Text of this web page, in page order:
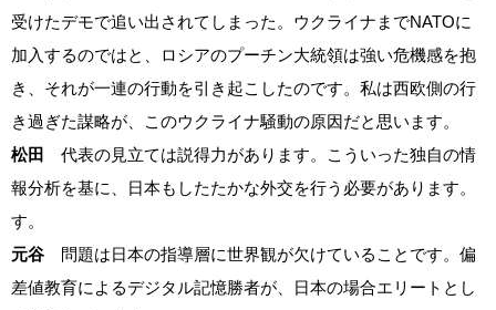
受けたデモで追い出されてしまった。ウクライナまでNATOに
加入するのではと、ロシアのプーチン大統領は強い危機感を抱
き、それが一連の行動を引き起こしたのです。私は西欧側の行
き過ぎた謀略が、このウクライナ騒動の原因だと思います。
松田 代表の見立ては説得力があります。こういった独自の情
報分析を基に、日本もしたたかな外交を行う必要があります。
す。
元谷 問題は日本の指導層に世界観が欠けていることです。偏
差値教育によるデジタル記憶勝者が、日本の場合エリートとし